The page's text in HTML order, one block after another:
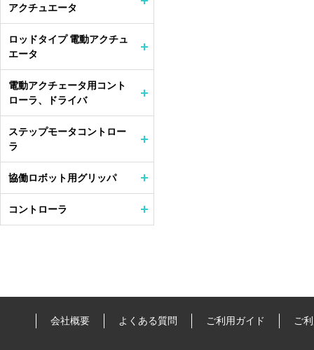
アクチュエータ
ロッドタイプ 電動アクチュ
エータ
電動アクチェータ用コント
ローラ、ドライバ
ステップモータコントロー
ラ
協働ロボット用グリッパ
コントローラ
会社概要 よくある質問 ご利用ガイド ご